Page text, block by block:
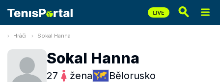
Hráči Sokal Hanna
Sokal Hanna
27 žena Bělorusko